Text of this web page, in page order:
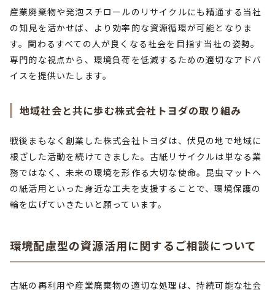
産業廃棄物や発泡スチロールのリサイクルにも精通する当社
の知見を活かせば、より効率的な資源循環が可能となりま
す。関わるすべての人が良くなる社会を目指す当社の姿勢。
専門的な視点から、環境負荷を低減するための適切なアドバ
イスを提供いたします。
地域社会と共に歩む株式会社トヨダの取り組み
戦後まもなく創業した株式会社トヨダは、伏見の地で地域に
根ざした活動を続けてきました。古紙リサイクルは単なる業
務ではなく、未来の環境を形作る大切な使命。昆虫マットへ
の紙活用といった身近な工夫を支援することで、環境保護の
輪を広げていきたいと願っています。
環境配慮型の資源活用に関するご相談について
古紙の再利用や産業廃棄物の適切な処理は、持続可能な社会